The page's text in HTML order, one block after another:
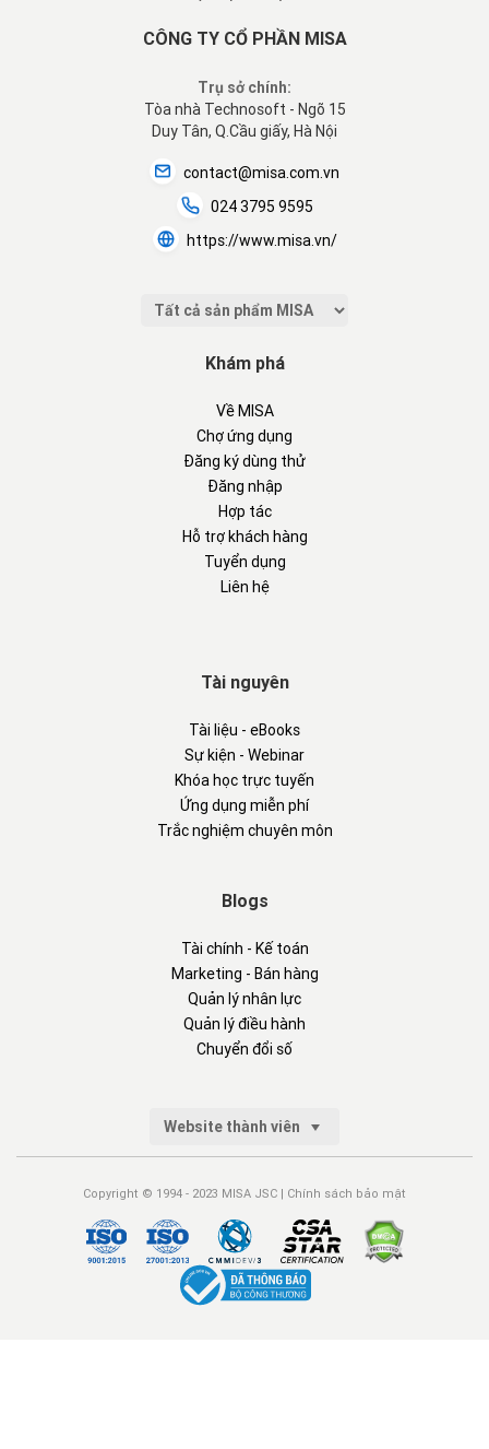
CÔNG TY CỔ PHẦN MISA
Trụ sở chính:
Tòa nhà Technosoft - Ngõ 15
Duy Tân, Q.Cầu giấy, Hà Nội
contact@misa.com.vn
024 3795 9595
https://www.misa.vn/
Khám phá
Về MISA
Chợ ứng dụng
Đăng ký dùng thử
Đăng nhập
Hợp tác
Hỗ trợ khách hàng
Tuyển dụng
Liên hệ
Tài nguyên
Tài liệu - eBooks
Sự kiện - Webinar
Khóa học trực tuyến
Ứng dụng miễn phí
Trắc nghiệm chuyên môn
Blogs
Tài chính - Kế toán
Marketing - Bán hàng
Quản lý nhân lực
Quản lý điều hành
Chuyển đổi số
Website thành viên
Copyright © 1994 - 2023 MISA JSC | Chính sách bảo mật